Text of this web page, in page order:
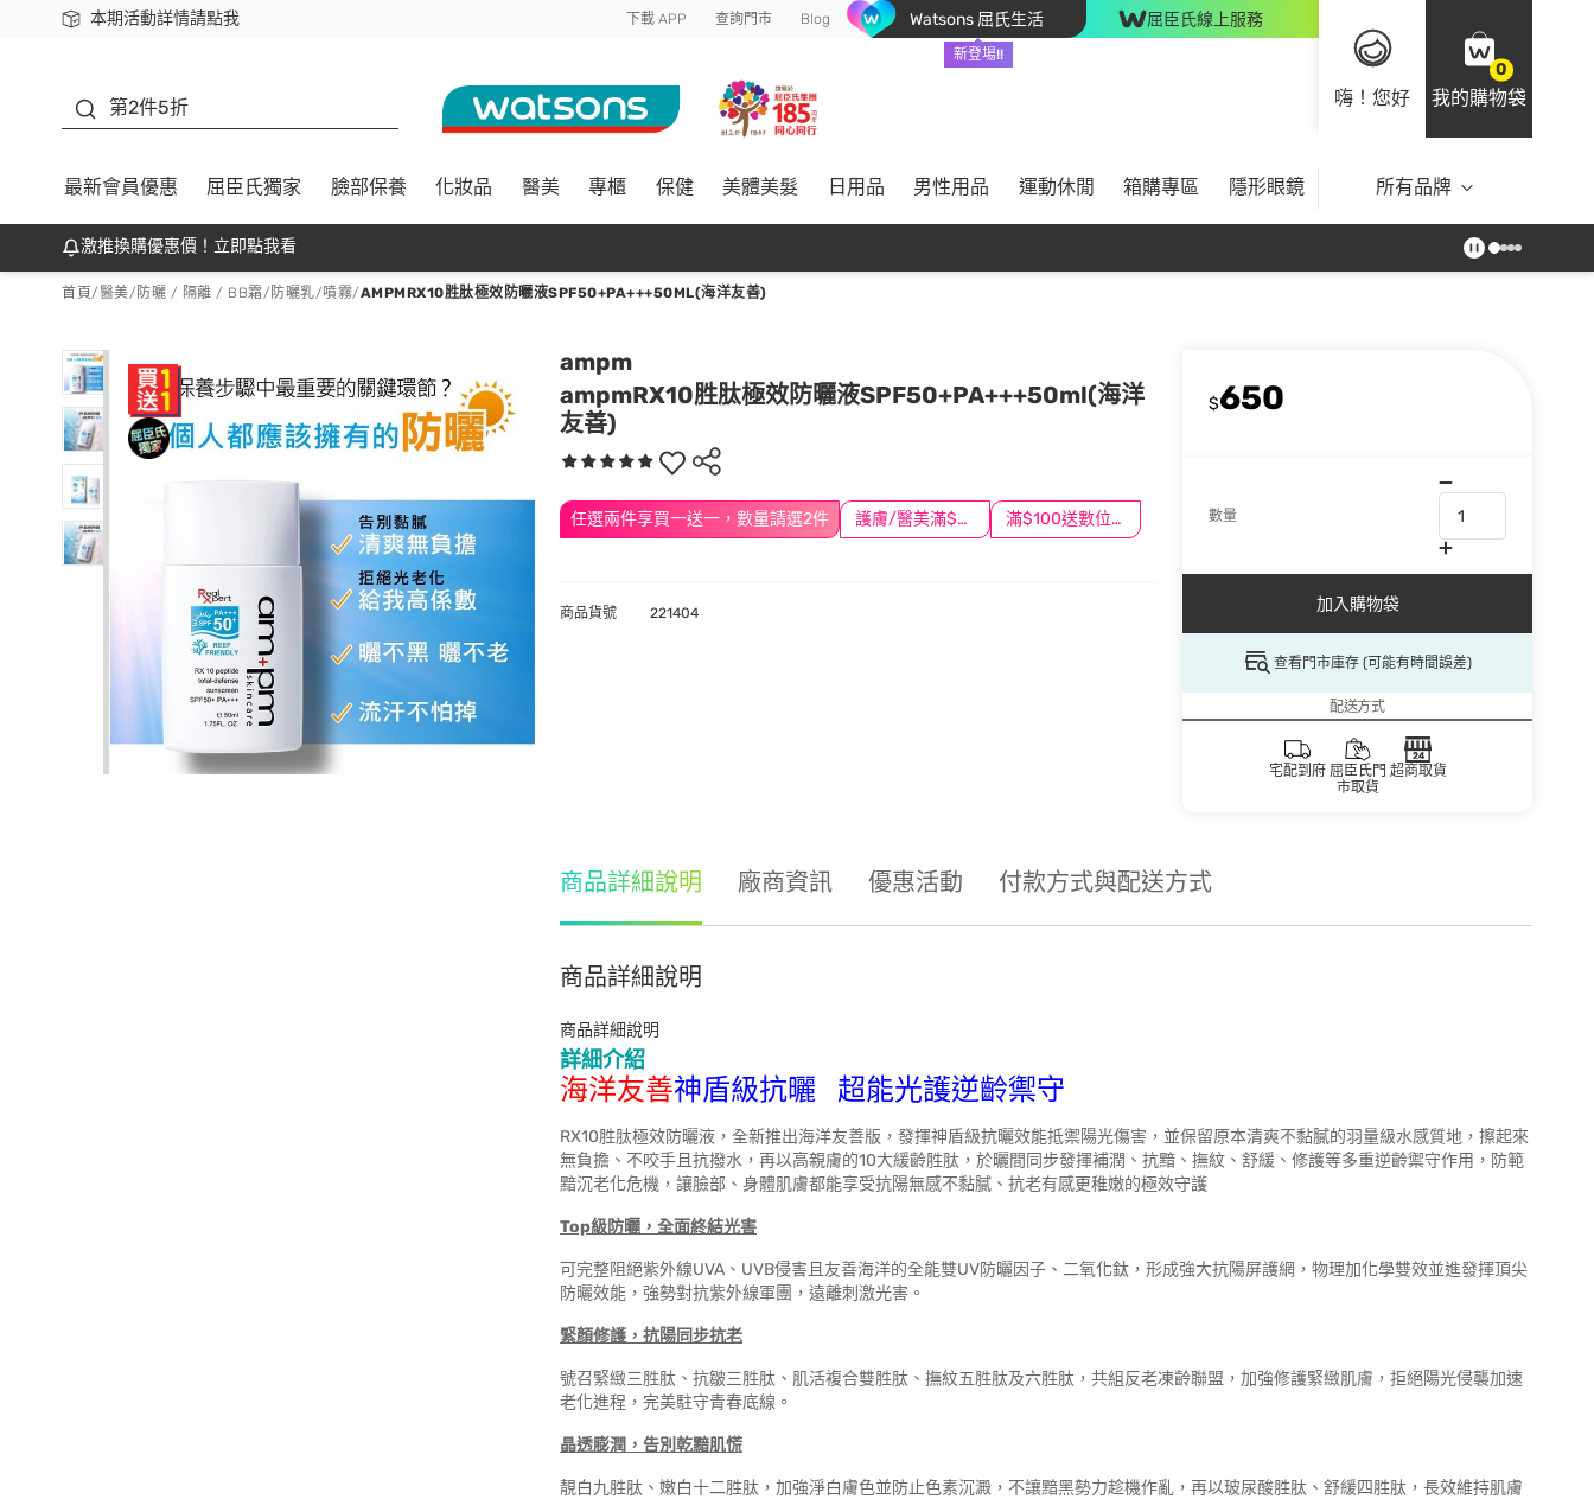
本期活動詳情請點我
下載app最高回饋$350 下載 APP 查詢門市 Blog Watsons 屈氏生活
新登場!!
屈臣氏線上服務
嗨！您好
0
我的購物袋
第2件5折
最新會員優惠 屈臣氏獨家 臉部保養 化妝品 醫美 專櫃 保健 美體美髮 日用品 男性用品 運動休閒 箱購專區 隱形眼鏡 所有品牌
激推換購優惠價！立即點我看
首頁/醫美/ 防曬 / 隔離 / BB霜/ 防曬乳/噴霧/AMPMRX10胜肽極效防曬液SPF50+PA+++50ML(海洋友善)
ampm
ampmRX10胜肽極效防曬液SPF50+PA+++50ml(海洋
友善)
任選兩件享買一送一，數量請選2件 護膚/醫美滿$600送好禮 滿$100送數位印花
$650
數量
加入購物袋
查看門市庫存 (可能有時間誤差)
配送方式
宅配到府 屈臣氏門
市取貨
超商取貨
商品貨號 221404
商品詳細說明 廠商資訊 優惠活動 付款方式與配送方式
商品詳細說明
商品詳細說明
詳細介紹
海洋友善神盾級抗曬 超能光護逆齡禦守
RX10胜肽極效防曬液，全新推出海洋友善版，發揮神盾級抗曬效能抵禦陽光傷害，並保留原本清爽不黏膩的羽量級水感質地，擦起來
無負擔、不咬手且抗撥水，再以高親膚的10大緩齡胜肽，於曬間同步發揮補潤、抗黯、撫紋、舒緩、修護等多重逆齡禦守作用，防範
黯沉老化危機，讓臉部、身體肌膚都能享受抗陽無感不黏膩、抗老有感更稚嫩的極效守護
Top級防曬，全面終結光害
可完整阻絕紫外線UVA、UVB侵害且友善海洋的全能雙UV防曬因子、二氧化鈦，形成強大抗陽屏護網，物理加化學雙效並進發揮頂尖
防曬效能，強勢對抗紫外線軍團，遠離刺激光害。
緊顏修護，抗陽同步抗老
號召緊緻三胜肽、抗皺三胜肽、肌活複合雙胜肽、撫紋五胜肽及六胜肽，共組反老凍齡聯盟，加強修護緊緻肌膚，拒絕陽光侵襲加速
老化進程，完美駐守青春底線。
晶透膨潤 ，告別乾黯肌慌
靚白九胜肽、嫩白十二胜肽，加強淨白膚色並防止色素沉澱，不讓黯黑勢力趁機作亂，再以玻尿酸胜肽、舒緩四胜肽，長效維持肌膚